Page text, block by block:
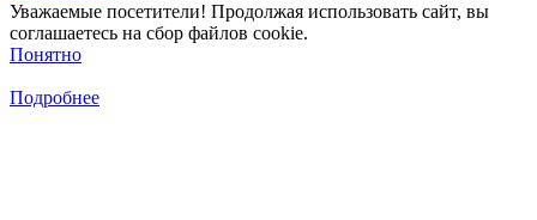
Уважаемые посетители! Продолжая использовать сайт, вы
соглашаетесь на сбор файлов cookie.
Понятно
Подробнее